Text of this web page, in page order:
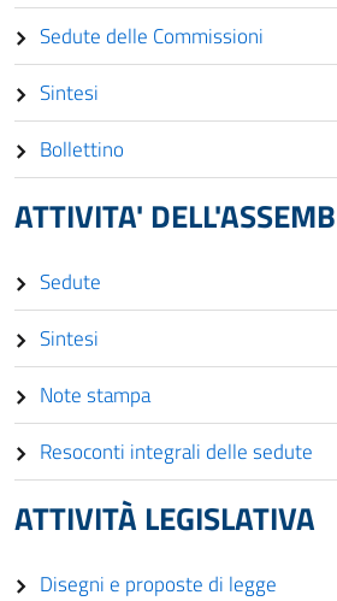
Sedute delle Commissioni
Sintesi
Bollettino
ATTIVITA'
Sedute
Sintesi
Note stampa
Resoconti integrali delle sedute
ATTIVITÀ LEGISLATIVA
Disegni e proposte di legge